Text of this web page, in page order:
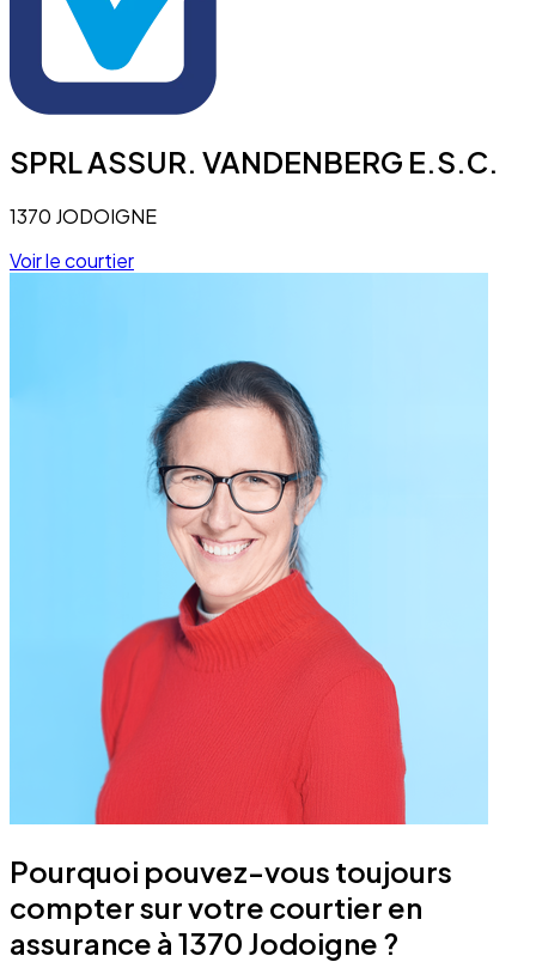
SPRL ASSUR. VANDENBERG E.S.C.
1370 JODOIGNE
Voir le courtier
Pourquoi pouvez-vous toujours
compter sur votre courtier en
assurance à 1370 Jodoigne ?